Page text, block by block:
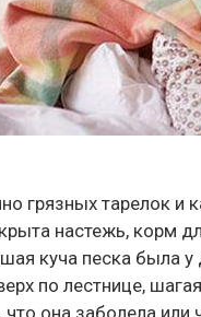
грязных тарелок и
настежь, корм
куча песка была у
по лестнице,
она заболела или